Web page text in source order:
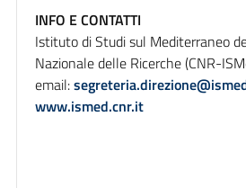
INFO E CONTATTI
Istituto di Studi sul Mediterraneo
Nazionale delle Ricerche (CNR-
email:
www.ismed.cnr.it